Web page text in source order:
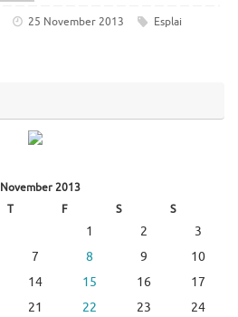
25 November 2013 Esplai
November 2013
T F S S
1 2
3
7 8 9
10
14 15 16
17
21 22 23
24